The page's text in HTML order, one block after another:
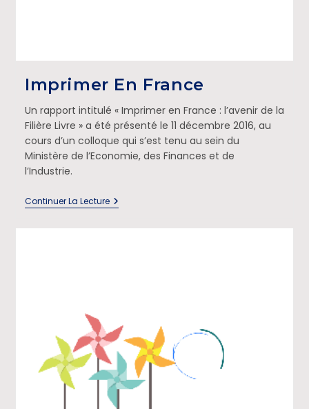
Imprimer En France
Un rapport intitulé « Imprimer en France : l’avenir de la
Filière Livre » a été présenté le 11 décembre 2016, au
cours d’un colloque qui s’est tenu au sein du
Ministère de l’Economie, des Finances et de
l’Industrie.
Continuer La Lecture